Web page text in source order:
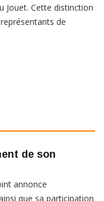
Jouet. Cette distinction
de
de son
annonce
que sa participation